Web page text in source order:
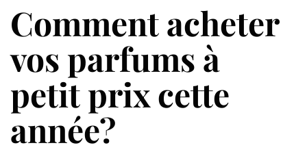
Comment acheter
vos parfums à
petit prix cette
année?